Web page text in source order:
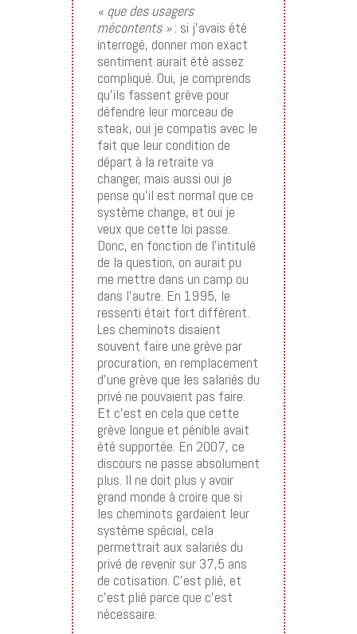
« que des usagers
mécontents »: si j’avais été
interrogé, donner mon exact
sentiment aurait été assez
compliqué. Oui, je comprends
qu’ils fassent grève pour
défendre leur morceau de
steak, oui je compatis avec le
fait que leur condition de
départ à la retraite va
changer, mais aussi oui je
pense qu’il est normal que ce
système change, et oui je
veux que cette loi passe.
Donc, en fonction de l’intitulé
de la question, on aurait pu
me mettre dans un camp ou
dans l’autre. En 1995, le
ressenti était fort différent.
Les cheminots disaient
souvent faire une grève par
procuration, en remplacement
d’une grève que les salariés du
privé ne pouvaient pas faire.
Et c’est en cela que cette
grève longue et pénible avait
été supportée. En 2007, ce
discours ne passe absolument
plus. Il ne doit plus y avoir
grand monde à croire que si
les cheminots gardaient leur
système spécial, cela
permettrait aux salariés du
privé de revenir sur 37,5 ans
de cotisation. C’est plié, et
c’est plié parce que c’est
nécessaire.